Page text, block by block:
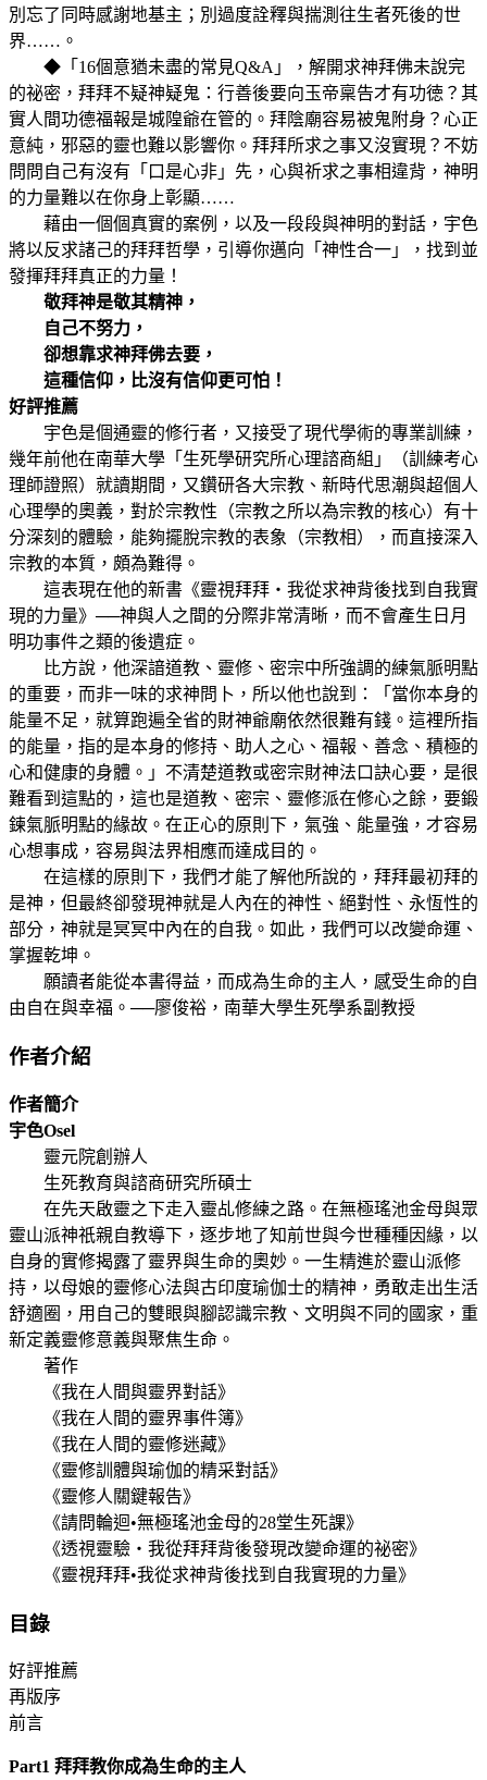
別忘了同時感謝地基主；別過度詮釋與揣測往生者死後的世
界……。
◆「16個意猶未盡的常見Q&A」，解開求神拜佛未說完
的祕密，拜拜不疑神疑鬼：行善後要向玉帝稟告才有功徳？其
實人間功德福報是城隍爺在管的。拜陰廟容易被鬼附身？心正
意純，邪惡的靈也難以影響你。拜拜所求之事又沒實現？不妨
問問自己有沒有「口是心非」先，心與祈求之事相違背，神明
的力量難以在你身上彰顯……
藉由一個個真實的案例，以及一段段與神明的對話，宇色
將以反求諸己的拜拜哲學，引導你邁向「神性合一」，找到並
發揮拜拜真正的力量！
敬拜神是敬其精神，
自己不努力，
卻想靠求神拜佛去要，
這種信仰，比沒有信仰更可怕！
好評推薦
宇色是個通靈的修行者，又接受了現代學術的專業訓練，
幾年前他在南華大學「生死學研究所心理諮商組」（訓練考心
理師證照）就讀期間，又鑽研各大宗教、新時代思潮與超個人
心理學的奧義，對於宗教性（宗教之所以為宗教的核心）有十
分深刻的體驗，能夠擺脫宗教的表象（宗教相），而直接深入
宗教的本質，頗為難得。
這表現在他的新書《靈視拜拜‧我從求神背後找到自我實
現的力量》──神與人之間的分際非常清晰，而不會產生日月
明功事件之類的後遺症。
比方說，他深諳道教、靈修、密宗中所強調的練氣脈明點
的重要，而非一味的求神問卜，所以他也說到：「當你本身的
能量不足，就算跑遍全省的財神爺廟依然很難有錢。這裡所指
的能量，指的是本身的修持、助人之心、福報、善念、積極的
心和健康的身體。」不清楚道教或密宗財神法口訣心要，是很
難看到這點的，這也是道教、密宗、靈修派在修心之餘，要鍛
鍊氣脈明點的緣故。在正心的原則下，氣強、能量強，才容易
心想事成，容易與法界相應而達成目的。
在這樣的原則下，我們才能了解他所說的，拜拜最初拜的
是神，但最終卻發現神就是人內在的神性、絕對性、永恆性的
部分，神就是冥冥中內在的自我。如此，我們可以改變命運、
掌握乾坤。
願讀者能從本書得益，而成為生命的主人，感受生命的自
由自在與幸福。──廖俊裕，南華大學生死學系副教授
作者介紹
作者簡介
宇色Osel
靈元院創辦人
生死教育與諮商研究所碩士
在先天啟靈之下走入靈乩修練之路。在無極瑤池金母與眾
靈山派神祇親自教導下，逐步地了知前世與今世種種因緣，以
自身的實修揭露了靈界與生命的奧妙。一生精進於靈山派修
持，以母娘的靈修心法與古印度瑜伽士的精神，勇敢走出生活
舒適圈，用自己的雙眼與腳認識宗教、文明與不同的國家，重
新定義靈修意義與聚焦生命。
著作
《我在人間與靈界對話》
《我在人間的靈界事件簿》
《我在人間的靈修迷藏》
《靈修訓體與瑜伽的精采對話》
《靈修人關鍵報告》
《請問輪迴•無極瑤池金母的28堂生死課》
《透視靈驗‧我從拜拜背後發現改變命運的祕密》
《靈視拜拜•我從求神背後找到自我實現的力量》
目錄
好評推薦
再版序
前言
Part1 拜拜教你成為生命的主人